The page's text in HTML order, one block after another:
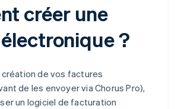
créer une
?
création de vos factures
de les envoyer via Chorus Pro),
un logiciel de facturation